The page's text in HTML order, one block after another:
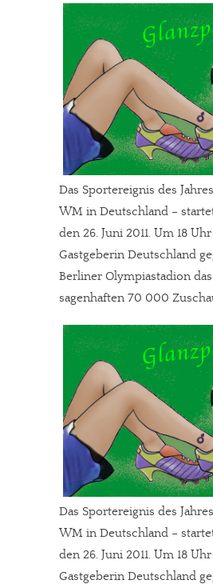
Das Sportereignis des
WM in Deutschland –
den 26. Juni 2011. Um 18
Gastgeberin Deutschland
Berliner Olympiastadion
sagenhaften 70 000
Das Sportereignis des
WM in Deutschland –
den 26. Juni 2011. Um 18
Gastgeberin Deutschland